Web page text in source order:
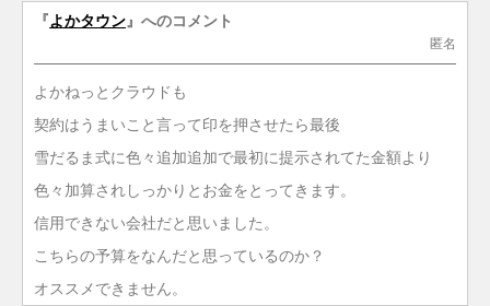
『よかタウン』へのコメント
匿名
よかねっとクラウドも
契約はうまいこと言って印を押させたら最後
雪だるま式に色々追加追加で最初に提示されてた金額より
色々加算されしっかりとお金をとってきます。
信用できない会社だと思いました。
こちらの予算をなんだと思っているのか？
オススメできません。